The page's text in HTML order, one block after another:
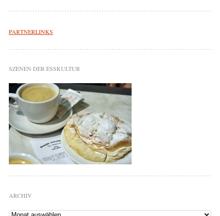
PARTNERLINKS
SZENEN DER ESSKULTUR
ARCHIV